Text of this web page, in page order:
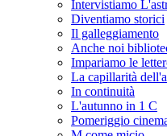
Intervistiamo
Diventiamo storici
Il galleggiamento
Anche noi
Impariamo le
La capillarità
In continuità
L'autunno in 1 C
Pomeriggio